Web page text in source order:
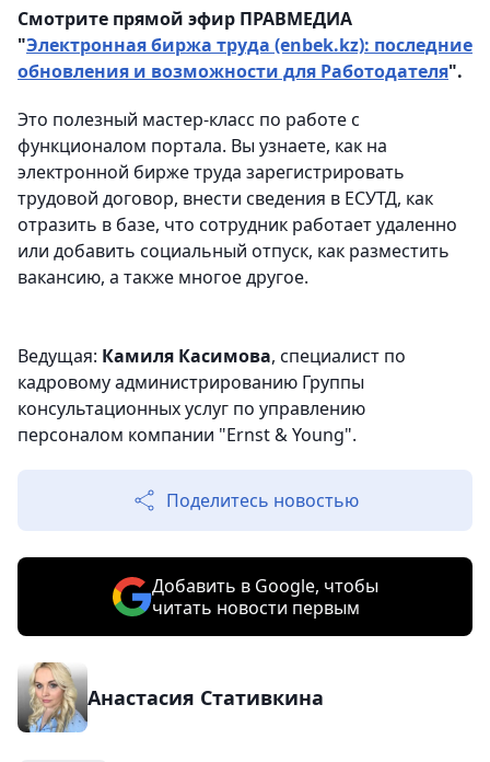
Смотрите прямой эфир ПРАВМЕДИА
"Электронная биржа труда (enbek.kz): последние
обновления и возможности для Работодателя".
Это полезный мастер-класс по работе с
функционалом портала. Вы узнаете, как на
электронной бирже труда зарегистрировать
трудовой договор, внести сведения в ЕСУТД, как
отразить в базе, что сотрудник работает удаленно
или добавить социальный отпуск, как разместить
вакансию, а также многое другое.
Ведущая: Камиля Касимова, специалист по
кадровому администрированию Группы
консультационных услуг по управлению
персоналом компании "Ernst & Young".
Поделитесь новостью
Добавить в Google, чтобы
читать новости первым
Анастасия Стативкина